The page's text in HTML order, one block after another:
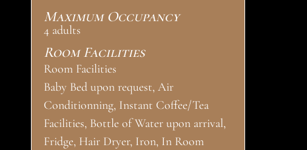
Maximum Occupancy
4 adults
Room Facilities
Room Facilities
Baby Bed upon request, Air
Conditionning, Instant Coffee/Tea
Facilities, Bottle of Water upon arrival,
Fridge, Hair Dryer, Iron, In Room